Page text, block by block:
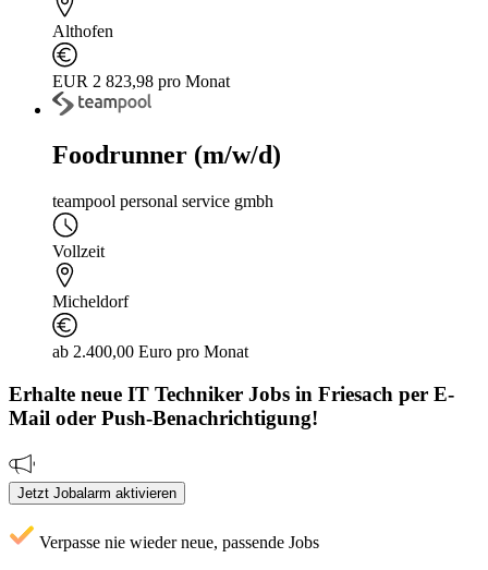
Althofen
EUR 2 823,98 pro Monat
Foodrunner (m/w/d)
teampool personal service gmbh
Vollzeit
Micheldorf
ab 2.400,00 Euro pro Monat
Erhalte neue IT Techniker Jobs in Friesach per E-
Mail oder Push-Benachrichtigung!
Jetzt Jobalarm aktivieren
Verpasse nie wieder neue, passende Jobs